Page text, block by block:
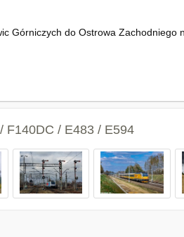
Górniczych do Ostrowa
F140DC / E483 / E594